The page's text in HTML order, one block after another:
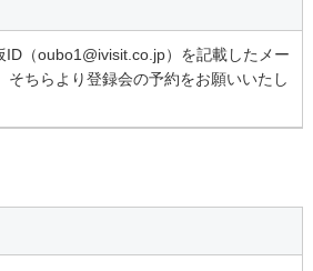
（oubo1@ivisit.co.jp）を記載したメー
そちらより登録会の予約をお願いいたし